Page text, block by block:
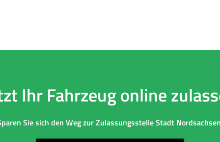
Ihr Fahrzeug online
Sie sich den Weg zur Zulassungsstelle Stadt